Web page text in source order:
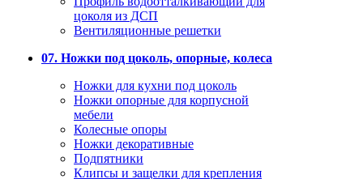
цоколя из ДСП
Вентиляционные решетки
07. Ножки под цоколь, опорные, колеса
Ножки для кухни под цоколь
Ножки опорные для корпусной
мебели
Колесные опоры
Ножки декоративные
Подпятники
Клипсы и защелки для крепления